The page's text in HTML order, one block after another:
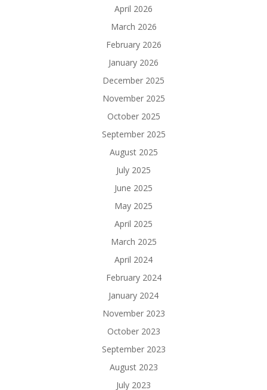
April 2026
March 2026
February 2026
January 2026
December 2025
November 2025
October 2025
September 2025
August 2025
July 2025
June 2025
May 2025
April 2025
March 2025
April 2024
February 2024
January 2024
November 2023
October 2023
September 2023
August 2023
July 2023